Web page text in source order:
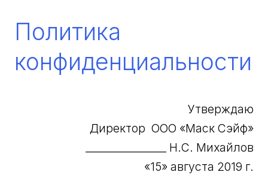
Политика
конфиденциальности
Утверждаю
Директор ООО «Маск Сэйф»
_______________ Н.С. Михайлов
«15» августа 2019 г.